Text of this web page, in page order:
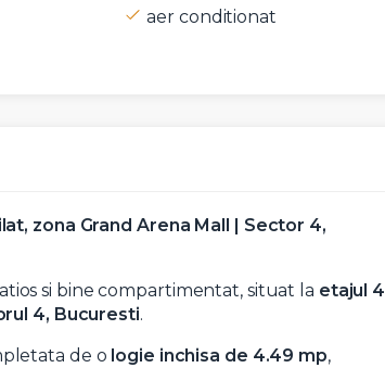
aer conditionat
zona Grand Arena Mall | Sector 4,
si bine compartimentat, situat la etajul 4
4, Bucuresti.
de o logie inchisa de 4.49 mp,